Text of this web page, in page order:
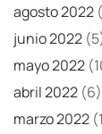
agosto 2022
junio 2022
mayo 2022
abril 2022 (6)
marzo 2022